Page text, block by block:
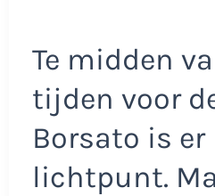
Te midden
tijden voor
Borsato is er
lichtpunt.